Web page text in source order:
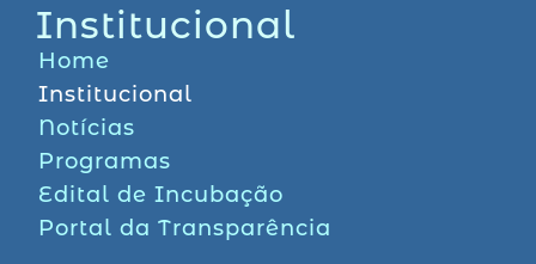
Institucional
Home
Institucional
Notícias
Programas
Edital de Incubação
Portal da Transparência